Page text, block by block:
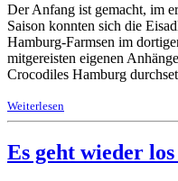
Der Anfang ist gemacht, im
Saison konnten sich die
Hamburg-Farmsen im
mitgereisten eigenen
Crocodiles Hamburg
Weiterlesen
Es geht wieder